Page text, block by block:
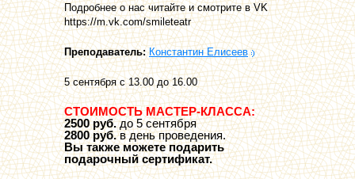
Подробнее о нас читайте и смотрите в VK
https://m.vk.com/smileteatr
Преподаватель: Константин Елисеев
5 сентября с 13.00 до 16.00
СТОИМОСТЬ МАСТЕР-КЛАССА:
2500 руб.до 5 сентября
2800 руб.в день проведения.
Вы также можете подарить
подарочный сертификат.